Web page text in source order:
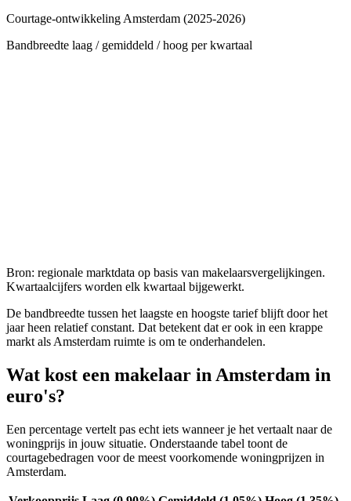
Courtage-ontwikkeling Amsterdam (2025-2026)
Bandbreedte laag / gemiddeld / hoog per kwartaal
Bron: regionale marktdata op basis van makelaarsvergelijkingen.
Kwartaalcijfers worden elk kwartaal bijgewerkt.
De bandbreedte tussen het laagste en hoogste tarief blijft door het
jaar heen relatief constant. Dat betekent dat er ook in een krappe
markt als Amsterdam ruimte is om te onderhandelen.
Wat kost een makelaar in Amsterdam in
euro's?
Een percentage vertelt pas echt iets wanneer je het vertaalt naar de
woningprijs in jouw situatie. Onderstaande tabel toont de
courtagebedragen voor de meest voorkomende woningprijzen in
Amsterdam.